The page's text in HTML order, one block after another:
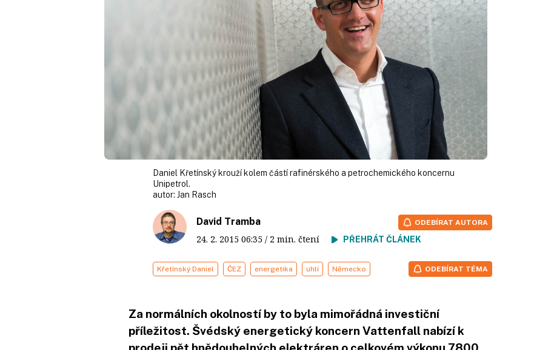
Daniel Křetínský krouží kolem částí rafinérského a petrochemického koncernu
Unipetrol.
autor: Jan Rasch
David Tramba
24. 2. 2015 06:35 / 2 min. čtení PŘEHRÁT ČLÁNEK
ODEBÍRAT AUTORA
Křetínský Daniel ČEZ energetika uhlí Německo ODEBÍRAT TÉMA
Za normálních okolností by to byla mimořádná investiční
příležitost. Švédský energetický koncern Vattenfall nabízí k
prodeji pět hnědouhelných elektráren o celkovém výkonu 7800